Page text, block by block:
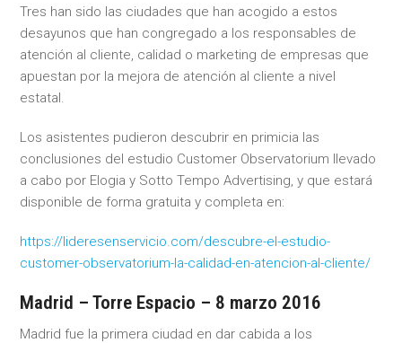
Tres han sido las ciudades que han acogido a estos
desayunos que han congregado a los responsables de
atención al cliente, calidad o marketing de empresas que
apuestan por la mejora de atención al cliente a nivel
estatal.
Los asistentes pudieron descubrir en primicia las
conclusiones del estudio Customer Observatorium llevado
a cabo por Elogia y Sotto Tempo Advertising, y que estará
disponible de forma gratuita y completa en:
https://lideresenservicio.com/descubre-el-estudio-
customer-observatorium-la-calidad-en-atencion-al-cliente/
Madrid – Torre Espacio – 8 marzo 2016
Madrid fue la primera ciudad en dar cabida a los